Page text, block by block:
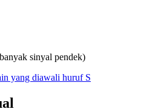
sinyal pendek)
yang diawali huruf S